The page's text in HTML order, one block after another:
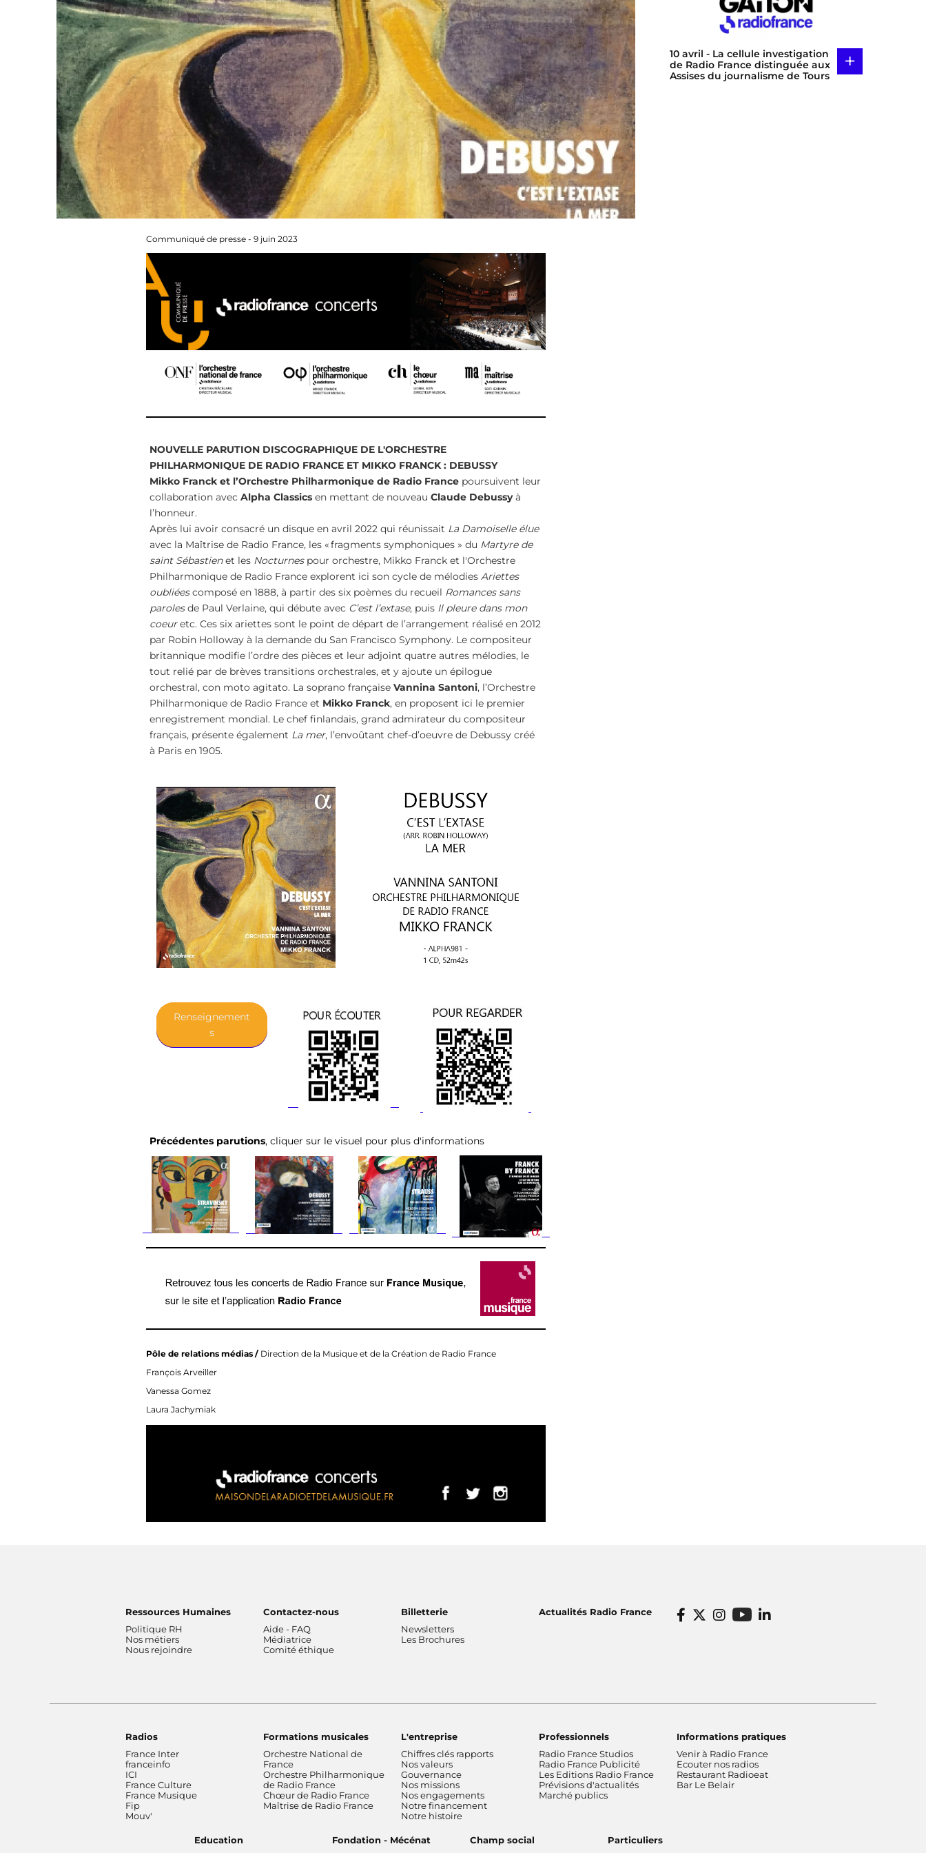
Communiqué de presse - 9 juin 2023
NOUVELLE PARUTION DISCOGRAPHIQUE DE L'ORCHESTRE
PHILHARMONIQUE DE RADIO FRANCE ET MIKKO FRANCK : DEBUSSY
Mikko Franck et l’Orchestre Philharmonique de Radio France poursuivent leur
collaboration avec Alpha Classics en mettant de nouveau Claude Debussyà
l’honneur.
Après lui avoir consacré un disque en avril 2022 qui réunissait La Damoiselle élue
avec la Maîtrise de Radio France, les « fragments symphoniques » du Martyre de
saint Sébastienet les Nocturnespour orchestre, Mikko Franck et l'Orchestre
Philharmonique de Radio France explorent ici son cycle de mélodies Ariettes
oubliéescomposé en 1888, à partir des six poèmes du recueil Romances sans
parolesde Paul Verlaine, qui débute avec C’est l’extase, puis Il pleure dans mon
coeuretc. Ces six ariettes sont le point de départ de l’arrangement réalisé en 2012
par Robin Holloway à la demande du San Francisco Symphony. Le compositeur
britannique modifie l’ordre des pièces et leur adjoint quatre autres mélodies, le
tout relié par de brèves transitions orchestrales, et y ajoute un épilogue
orchestral, con moto agitato. La soprano française Vannina Santoni, l’Orchestre
Philharmonique de Radio France et Mikko Franck, en proposent ici le premier
enregistrement mondial. Le chef finlandais, grand admirateur du compositeur
français, présente également La mer, l’envoûtant chef-d’oeuvre de Debussy créé
à Paris en 1905.
Renseignement
s
Précédentes parutions, cliquer sur le visuel pour plus d'informations
Pôle de relations médias / Direction de la Musique et de la Création de Radio France
François Arveiller
Vanessa Gomez
Laura Jachymiak
10 avril - La cellule investigation
de Radio France distinguée aux
Assises du journalisme de Tours
+
Ressources Humaines
Politique RH
Nos métiers
Nous rejoindre
Contactez-nous
Aide - FAQ
Médiatrice
Comité éthique
Billetterie
Newsletters
Les Brochures
Actualités Radio France
Radios
France Inter
franceinfo
ICI
France Culture
France Musique
Fip
Mouv'
Formations musicales
Orchestre National de
France
Orchestre Philharmonique
de Radio France
Chœur de Radio France
Maîtrise de Radio France
L'entreprise
Chiffres clés rapports
Nos valeurs
Gouvernance
Nos missions
Nos engagements
Notre financement
Notre histoire
Professionnels
Radio France Studios
Radio France Publicité
Les Editions Radio France
Prévisions d'actualités
Marché publics
Informations pratiques
Venir à Radio France
Ecouter nos radios
Restaurant Radioeat
Bar Le Belair
Education Fondation - Mécénat Champ social Particuliers